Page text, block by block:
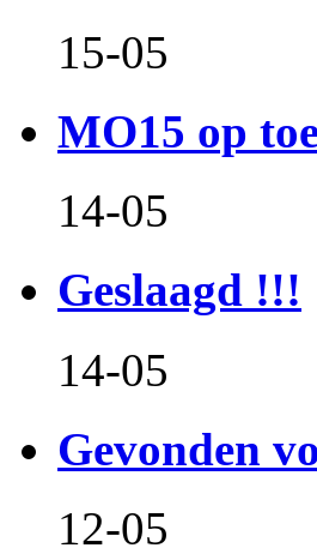
15-05
MO15 op
14-05
Geslaagd !!!
14-05
Gevonden
12-05